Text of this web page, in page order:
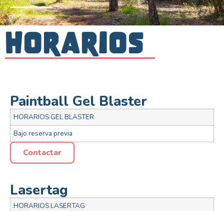
Horarios
Paintball Gel Blaster
HORARIOS GEL BLASTER
Bajo reserva previa
Contactar
Lasertag
HORARIOS LASERTAG